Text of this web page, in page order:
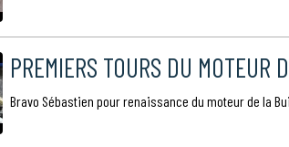
PREMIERS TOURS DU MOTEUR
Bravo Sébastien pour renaissance du moteur de la